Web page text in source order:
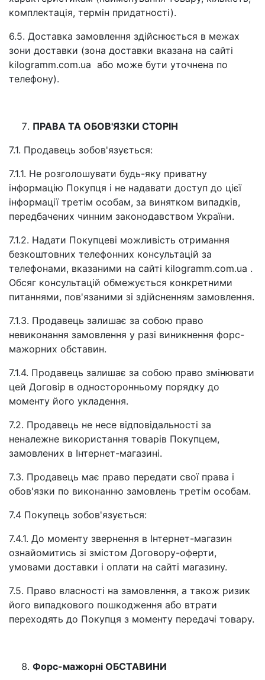
комплектація, термін придатності).
6.5. Доставка замовлення здійснюється в межах
зони доставки (зона доставки вказана на сайті
kilogramm.com.ua або може бути уточнена по
телефону).
ПРАВА ТА ОБОВ'ЯЗКИ СТОРІН
7.1. Продавець зобов'язується:
7.1.1. Не розголошувати будь-яку приватну
інформацію Покупця і не надавати доступ до цієї
інформації третім особам, за винятком випадків,
передбачених чинним законодавством України.
7.1.2. Надати Покупцеві можливість отримання
безкоштовних телефонних консультацій за
телефонами, вказаними на сайті kilogramm.com.ua .
Обсяг консультацій обмежується конкретними
питаннями, пов'язаними зі здійсненням замовлення.
7.1.3. Продавець залишає за собою право
невиконання замовлення у разі виникнення форс-
мажорних обставин.
7.1.4. Продавець залишає за собою право змінювати
цей Договір в односторонньому порядку до
моменту його укладення.
7.2. Продавець не несе відповідальності за
неналежне використання товарів Покупцем,
замовлених в Інтернет-магазині.
7.3. Продавець має право передати свої права і
обов'язки по виконанню замовлень третім особам.
7.4 Покупець зобов'язується:
7.4.1. До моменту звернення в Інтернет-магазин
ознайомитись зі змістом Договору-оферти,
умовами доставки і оплати на сайті магазину.
7.5. Право власності на замовлення, а також ризик
його випадкового пошкодження або втрати
переходять до Покупця з моменту передачі товару.
Форс-мажорні ОБСТАВИНИ